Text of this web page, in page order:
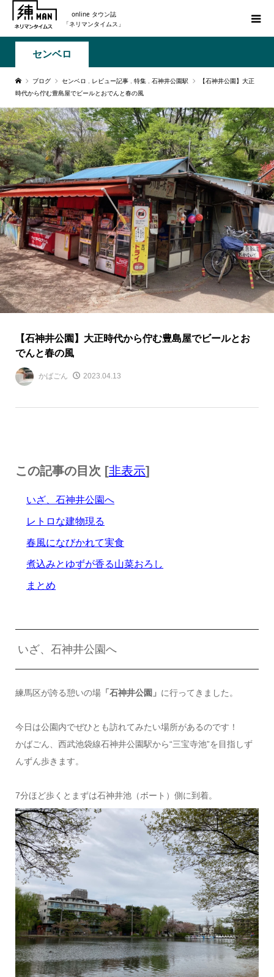
online タウン誌
「ネリマンタイムス」
センベロ
ブログ センベロ レビュー記事 特集 石神井公園駅
【石神井公園】大正
時代から佇む豊島屋でビールとおでんと春の風
【石神井公園】大正時代から佇む豊島屋でビールとお
でんと春の風
かばごん 2023.04.13
この記事の目次 [非表示]
いざ、石神井公園へ
レトロな建物現る
春風になびかれて実食
煮込みとゆずが香る山菜おろし
まとめ
いざ、石神井公園へ
練馬区が誇る憩いの場「石神井公園」 に行ってきました。
今日は公園内でぜひとも訪れてみたい場所があるのです！
かばごん、西武池袋線石神井公園駅から“三宝寺池”を目指しず
んずん歩きます。
7分ほど歩くとまずは石神井池（ボート）側に到着。